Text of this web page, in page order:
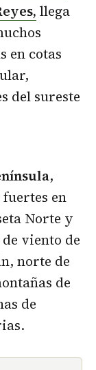
llega
en cotas
del sureste
,
en
Norte y
viento de
norte de
de
de